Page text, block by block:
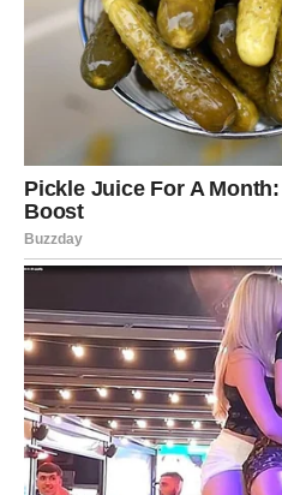
Prirodno
Bez ograničenja
LAV –
Lavovi u 2026. dobijaju ono
priznanje.
Životni uspeh